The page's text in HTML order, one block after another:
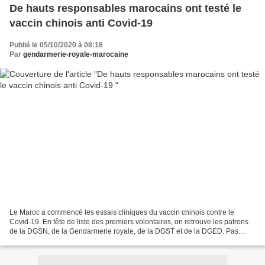
De hauts responsables marocains ont testé le
vaccin chinois anti Covid-19
Publié le 05/10/2020 à 08:18
Par gendarmerie-royale-marocaine
Le Maroc a commencé les essais cliniques du vaccin chinois contre le
Covid-19. En tête de liste des premiers volontaires, on retrouve les patrons
de la DGSN, de la Gendarmerie royale, de la DGST et de la DGED. Pas